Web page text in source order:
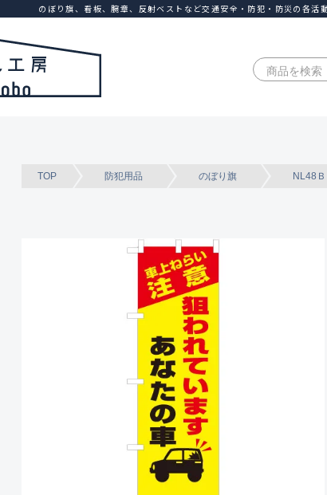
のぼり旗、看板、腕章、反射ベストなど交通安全・防犯・防災の各活
TOP 防犯用品 のぼり旗 NL48